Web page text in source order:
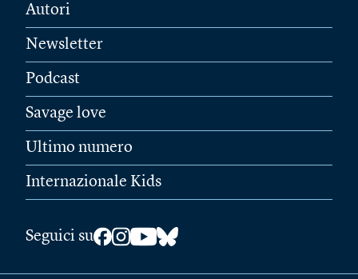
Autori
Newsletter
Podcast
Savage love
Ultimo numero
Internazionale Kids
Seguici su